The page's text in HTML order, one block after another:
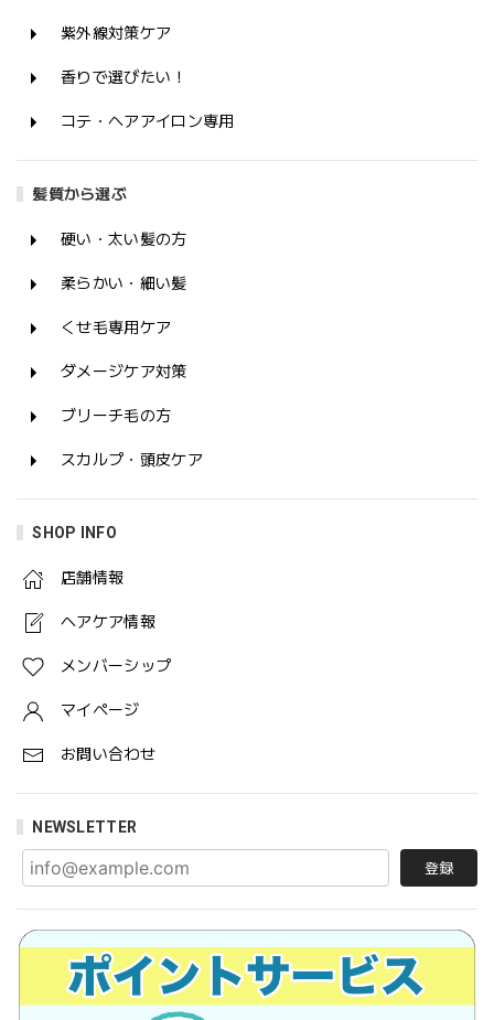
紫外線対策ケア
香りで選びたい！
コテ・ヘアアイロン専用
髪質から選ぶ
硬い・太い髪の方
柔らかい・細い髪
くせ毛専用ケア
ダメージケア対策
ブリーチ毛の方
スカルプ・頭皮ケア
SHOP INFO
店舗情報
ヘアケア情報
メンバーシップ
マイページ
お問い合わせ
NEWSLETTER
登録